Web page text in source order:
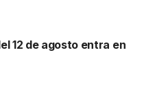
y marketing
12 de agosto entra en